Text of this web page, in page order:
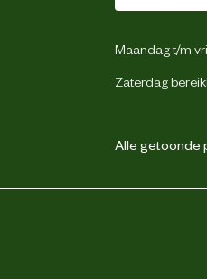
Maandag t/m
Zaterdag
Alle getoonde